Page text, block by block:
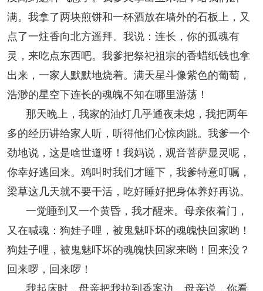
满。我拿了两块煎饼和一杯酒放在墙外的石板上，又
点了一炷香向北方遥拜。我说：连长，你的孤魂有
灵，来吃点东西吧。我爹把祭祀祖宗的香蜡纸钱也拿
出来，一家人默默地烧着。满天星斗像紫色的葡萄，
浩渺的星空下连长的魂魄不知在哪里游荡！
那天晚上，我家的油灯几乎通夜未熄，我把两年
多的经历讲给家人听，听得他们心惊肉跳。我爹一个
劲地说，这是啥世道呀！我妈说，观音菩萨显灵呢，
你幸好逃回来。鸡叫时我们才睡下，我爹特意叮嘱，
梁草这几天就不要干活，吃好睡好把身体养好再说。
一觉睡到又一个黄昏，我才醒来。母亲依着门，
又在喊魂：狗娃子哩，被鬼魅吓坏的魂魄快回家哟！
狗娃子哩，被鬼魅吓坏的魂魄快回家来哟！回来没？
回来啰，回来啰！